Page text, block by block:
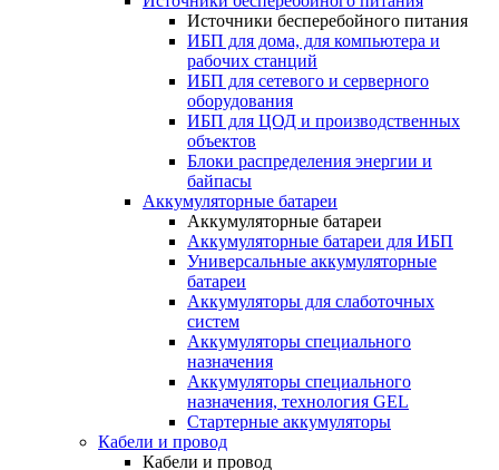
Источники бесперебойного питания
ИБП для дома, для компьютера и
рабочих станций
ИБП для сетевого и серверного
оборудования
ИБП для ЦОД и производственных
объектов
Блоки распределения энергии и
байпасы
Аккумуляторные батареи
Аккумуляторные батареи
Аккумуляторные батареи для ИБП
Универсальные аккумуляторные
батареи
Аккумуляторы для слаботочных
систем
Аккумуляторы специального
назначения
Аккумуляторы специального
назначения, технология GEL
Стартерные аккумуляторы
Кабели и провод
Кабели и провод